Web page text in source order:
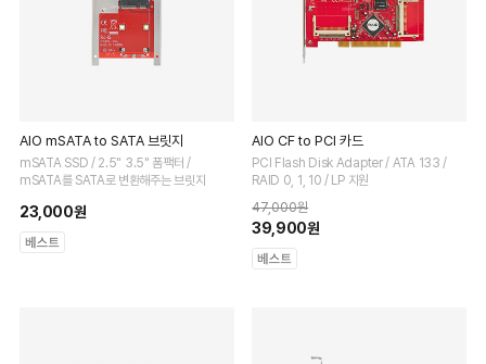
AIO mSATA to SATA 브릿지
mSATA SSD / 2.5" 3.5" 폼팩터 /
mSATA를 SATA로 변환해주는 브릿지
23,000원
AIO CF to PCI 카드
PCI Flash Disk Adapter / ATA 133 /
RAID 0, 1, 10 / LP 지원
47,000원
39,900원